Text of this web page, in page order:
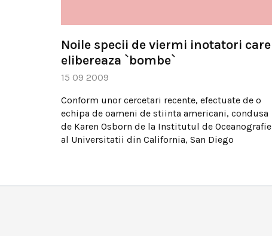
Noile specii de viermi inotatori care
elibereaza `bombe`
15 09 2009
Conform unor cercetari recente, efectuate de o
echipa de oameni de stiinta americani, condusa
de Karen Osborn de la Institutul de Oceanografie
al Universitatii din California, San Diego